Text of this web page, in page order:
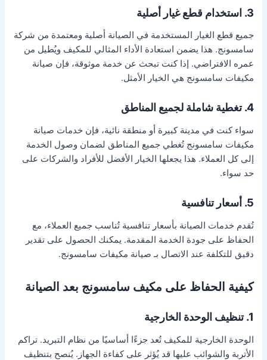
3. استخدام قطع غيار أصلية
جميع قطع الغيار المستخدمة في الصيانة أصلية ومعتمدة من شركة
سامسونج. هذا يضمن استعادة الأداء المثالي للمكيف ويُطيل من
عمره الافتراضي. إذا كنت تبحث عن خدمة موثوقة، فإن صيانة
مكيفات سامسونج هي الخيار الأمثل.
4. تغطية شاملة لجميع المناطق
سواء كنت في مدينة كبيرة أو منطقة نائية، فإن خدمات صيانة
مكيفات سامسونج تُغطي جميع المناطق لضمان وصول الخدمة
إلى كل العملاء. هذا يجعلها الخيار الأفضل للأفراد والشركات على
حد سواء.
5. أسعار تنافسية
تُقدم خدمات الصيانة بأسعار تنافسية تُناسب جميع العملاء، مع
الحفاظ على جودة الخدمة المقدمة. يمكنك الحصول على تقدير
دقيق للتكلفة عند الاتصال بـ صيانة مكيفات سامسونج.
كيفية الحفاظ على مكيف سامسونج بعد الصيانة
1. تنظيف الوحدة الخارجية
الوحدة الخارجية للمكيف تُعد جزءًا أساسيًا من نظام التبريد. تراكم
الأتربة والشوائب عليها قد يُؤثر على كفاءة الجهاز. يُنصح بتنظيف